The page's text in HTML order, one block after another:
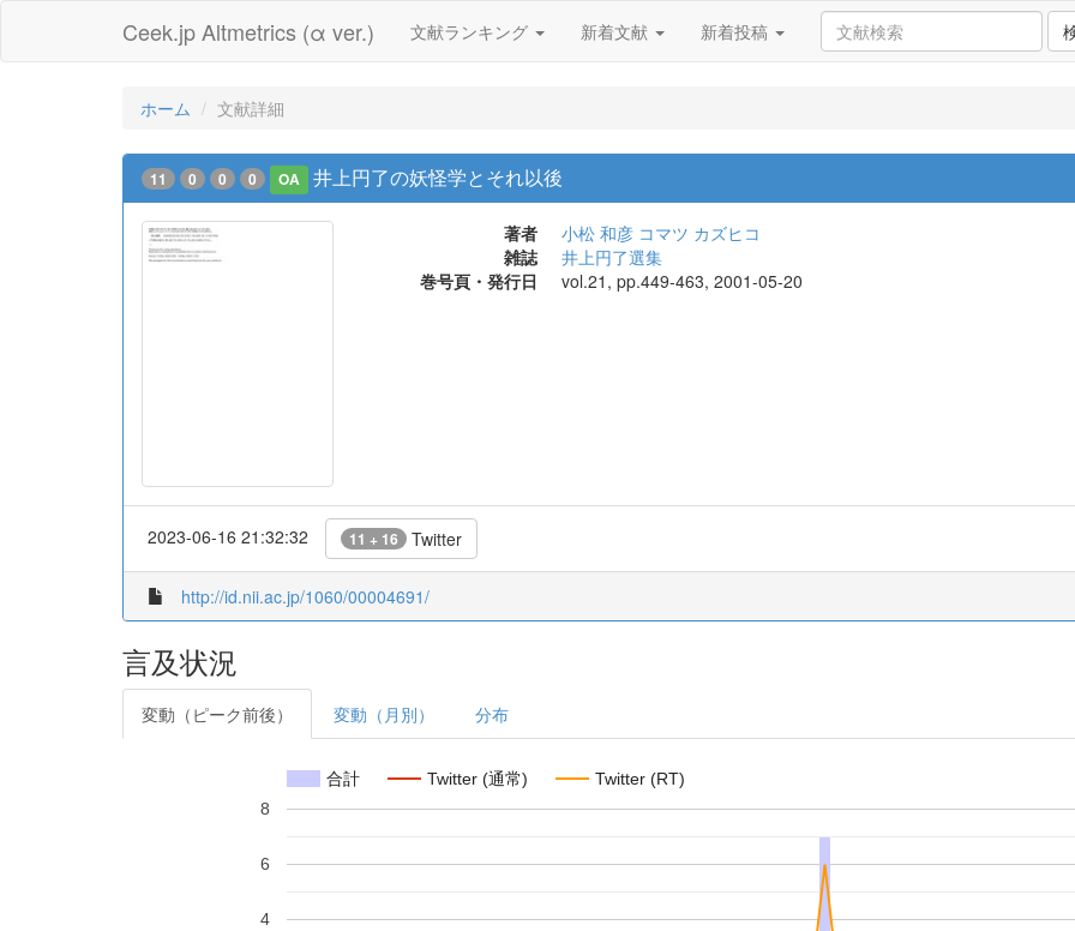
Ceek.jp Altmetrics (α ver.) 文献ランキング 新着文献 新着投稿
ホーム 文献詳細
11 0 0 0 OA 井上円了の妖怪学とそれ以後
著者 小松 和彦 コマツ カズヒコ
雑誌
井上円了選集
巻号頁・発行日
vol.21, pp.449-463, 2001-05-20
2023-06-16 21:32:32 11 + 16 Twitter
http://id.nii.ac.jp/1060/00004691/
言及状況
変動（ピーク前後） 変動（月別） 分布
合計 Twitter (通常) Twitter (RT)
4
6
8